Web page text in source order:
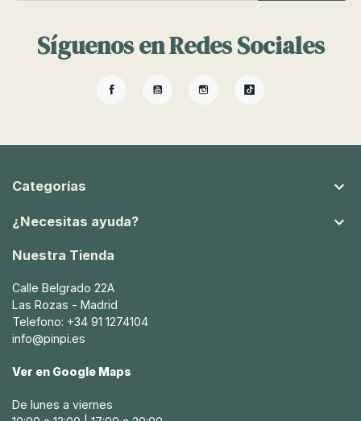
Síguenos en Redes Sociales
FacebookYouTubeInstagramTikTok
Categorías 
¿Necesitas ayuda? 
Nuestra Tienda
Calle Belgrado 22A
Las Rozas - Madrid
Telefono: +34 91 1274104
info@pinpi.es
Ver en Google Maps
De lunes a viernes